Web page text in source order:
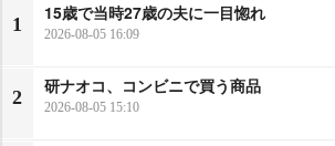
1
15歳で当時27歳の夫に一目惚れ
2026-08-05 16:09
2
研ナオコ、コンビニで買う商品
2026-08-05 15:10